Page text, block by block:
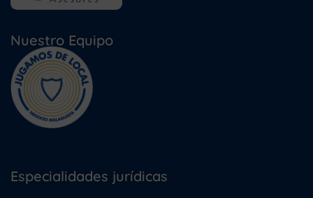
Nuestro Equipo
Especialidades jurídicas